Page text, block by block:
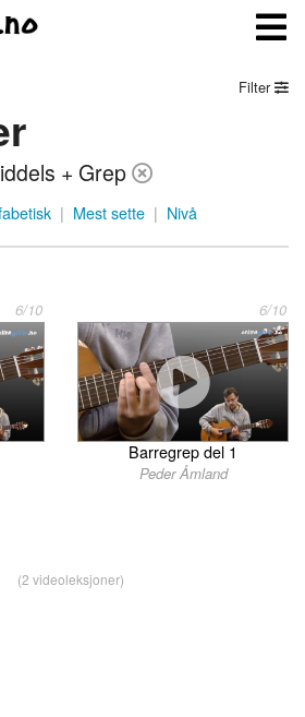
Filter
+ Grep
| Mest sette | Nivå
6/10 6/10
Barregrep del 1
Peder Åmland
(2 videoleksjoner)